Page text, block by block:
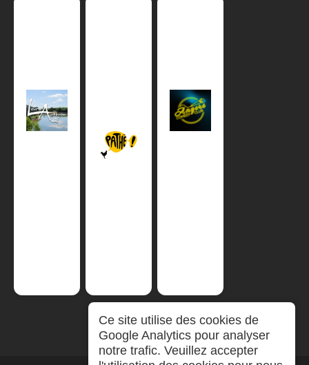
Ce site utilise des cookies de
Google Analytics pour analyser
notre trafic. Veuillez accepter